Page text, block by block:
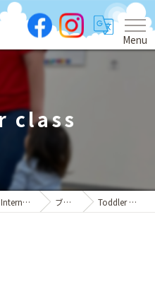
Menu
class
横浜で英語を学ぶなら「Blue Sky International」 ブログ Toddler class